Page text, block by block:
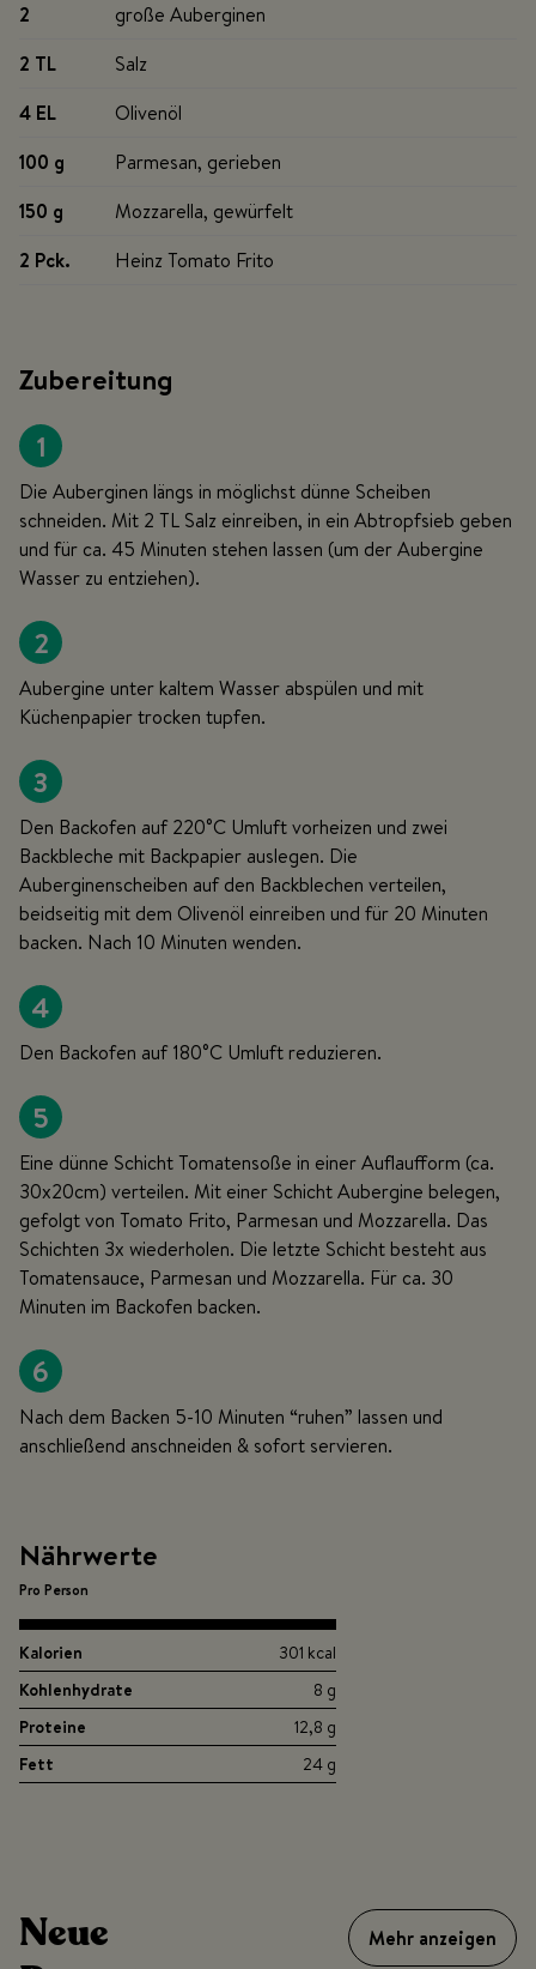
2
große Auberginen
2 TL
Salz
4 EL
Olivenöl
100 g
Parmesan, gerieben
150 g
Mozzarella, gewürfelt
2 Pck. Heinz Tomato Frito
Zubereitung
1
Die Auberginen längs in möglichst dünne Scheiben
schneiden. Mit 2 TL Salz einreiben, in ein Abtropfsieb geben
und für ca. 45 Minuten stehen lassen (um der Aubergine
Wasser zu entziehen).
2
Aubergine unter kaltem Wasser abspülen und mit
Küchenpapier trocken tupfen.
3
Den Backofen auf 220°C Umluft vorheizen und zwei
Backbleche mit Backpapier auslegen. Die
Auberginenscheiben auf den Backblechen verteilen,
beidseitig mit dem Olivenöl einreiben und für 20 Minuten
backen. Nach 10 Minuten wenden.
4
Den Backofen auf 180°C Umluft reduzieren.
5
Eine dünne Schicht Tomatensoße in einer Auflaufform (ca.
30x20cm) verteilen. Mit einer Schicht Aubergine belegen,
gefolgt von Tomato Frito, Parmesan und Mozzarella. Das
Schichten 3x wiederholen. Die letzte Schicht besteht aus
Tomatensauce, Parmesan und Mozzarella. Für ca. 30
Minuten im Backofen backen.
6
Nach dem Backen 5-10 Minuten “ruhen” lassen und
anschließend anschneiden & sofort servieren.
Nährwerte
Pro Person
Kalorien
301 kcal
Kohlenhydrate
8 g
Proteine
12,8 g
Fett
24 g
Neue
Mehr anzeigen